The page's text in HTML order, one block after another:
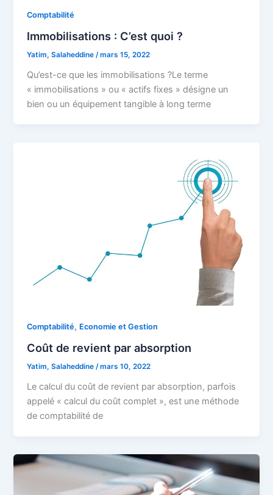
Comptabilité
Immobilisations : C’est quoi ?
Yatim, Salaheddine /mars 15, 2022
Qu’est-ce que les immobilisations ?Le terme
« immobilisations » ou « actifs fixes » désigne un
bien ou un équipement tangible à long terme
Comptabilité, Economie et Gestion
Coût de revient par absorption
Yatim, Salaheddine/mars 10, 2022
Le calcul du coût de revient par absorption, parfois
appelé « calcul du coût complet », est une méthode
de comptabilité de